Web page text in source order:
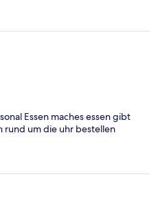
Essen maches essen gibt
rund um die uhr bestellen